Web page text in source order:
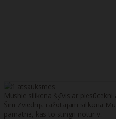
Mushie silikona šķīvis ar
Šim Zviedrijā ražotajam silikona
pamatne, kas to stingri notur v..